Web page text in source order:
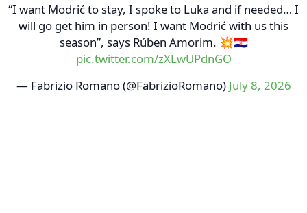
“I want Modrić to stay, I spoke to Luka and if needed… I
will go get him in person! I want Modrić with us this
season”, says Rúben Amorim. 💥🇭🇷
pic.twitter.com/zXLwUPdnGO
— Fabrizio Romano (@FabrizioRomano) July 8, 2026